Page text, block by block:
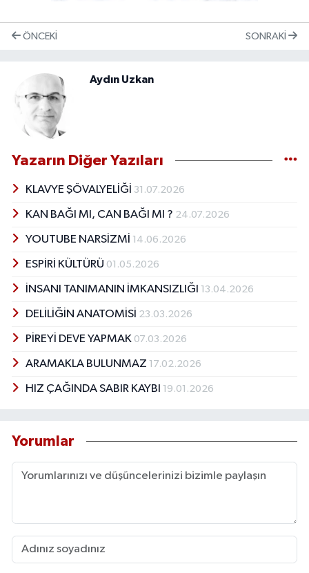
ÖNCEKI SONRAKI
Aydın Uzkan
Yazarın Diğer Yazıları
KLAVYE ŞÖVALYELİĞİ 31.07.2026
KAN BAĞI MI, CAN BAĞI MI ? 24.07.2026
YOUTUBE NARSİZMİ 14.06.2026
ESPİRİ KÜLTÜRÜ 01.05.2026
İNSANI TANIMANIN İMKANSIZLIĞI 13.04.2026
DELİLİĞİN ANATOMİSİ 23.03.2026
PİREYİ DEVE YAPMAK 07.03.2026
ARAMAKLA BULUNMAZ 17.02.2026
HIZ ÇAĞINDA SABIR KAYBI 19.01.2026
Yorumlar